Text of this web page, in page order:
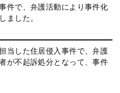
件で、弁護活動により事件化
ました。
当した住居侵入事件で、弁護
が不起訴処分となって、事件